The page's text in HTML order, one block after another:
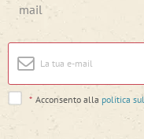
mail
* Acconsento alla politica